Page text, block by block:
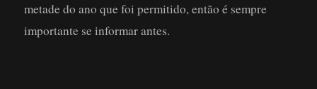
metade do ano que foi permitido, então é sempre
importante se informar antes.